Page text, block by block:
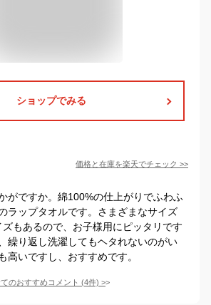
ショップでみる
価格と在庫を楽天でチェック >>
がですか。綿100%の仕上がりでふわふ
ラップタオルです。さまざまなサイズ
もあるので、お子様用にピッタリです
繰り返し洗濯してもヘタれないのがい
高いですし、おすすめです。
のおすすめコメント (4件) >